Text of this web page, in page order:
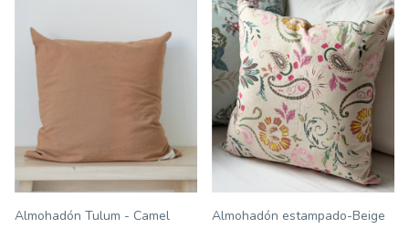
Almohadón Tulum - Camel Almohadón estampado-Beige